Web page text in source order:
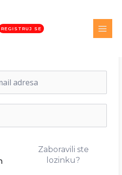
REGISTRUJ SE
Zaboravili ste
lozinku?